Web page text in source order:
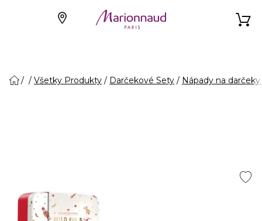
Všetky Produkty Darčekové Sety Nápady na